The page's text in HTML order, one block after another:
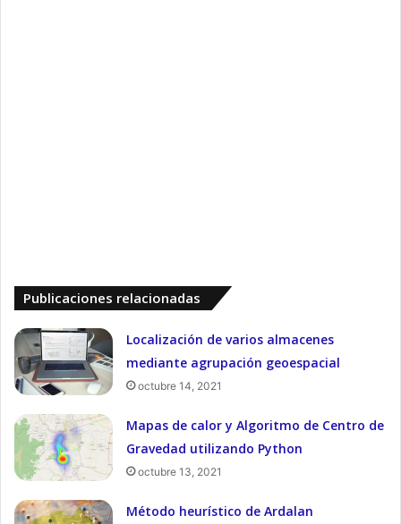
Publicaciones relacionadas
Localización de varios almacenes
mediante agrupación geoespacial
octubre 14, 2021
Mapas de calor y Algoritmo de Centro de
Gravedad utilizando Python
octubre 13, 2021
Método heurístico de Ardalan